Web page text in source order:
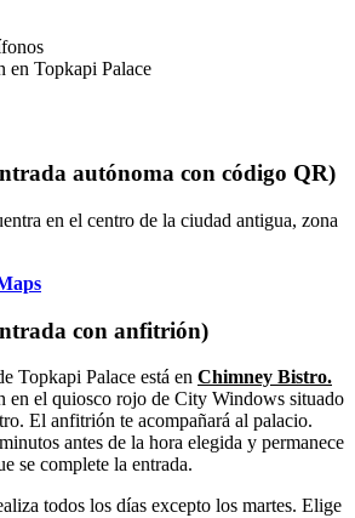
en Topkapi Palace
autónoma con código QR)
en el centro de la ciudad antigua, zona
con anfitrión)
Topkapi Palace está en Chimney Bistro.
en el quiosco rojo de City Windows situado
El anfitrión te acompañará al palacio.
antes de la hora elegida y permanece
se complete la entrada.
todos los días excepto los martes. Elige